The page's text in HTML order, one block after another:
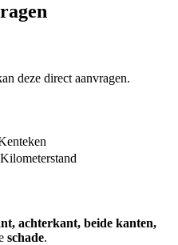
deze direct aanvragen.
Kilometerstand
achterkant, beide kanten,
schade.